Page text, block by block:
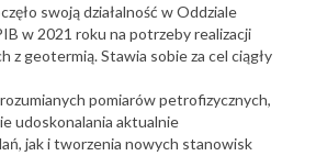
swoją działalność w Oddziale
w 2021 roku na potrzeby realizacji
z geotermią. Stawia sobie za cel ciągły
pomiarów petrofizycznych,
udoskonalania aktualnie
jak i tworzenia nowych stanowisk